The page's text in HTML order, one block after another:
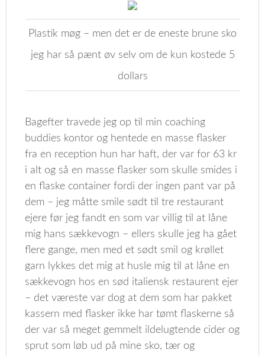
Plastik møg – men det er de eneste brune sko
jeg har så pænt øv selv om de kun kostede 5
dollars
Bagefter travede jeg op til min coaching
buddies kontor og hentede en masse flasker
fra en reception hun har haft, der var for 63 kr
i alt og så en masse flasker som skulle smides i
en flaske container fordi der ingen pant var på
dem – jeg måtte smile sødt til tre restaurant
ejere før jeg fandt en som var villig til at låne
mig hans sækkevogn – ellers skulle jeg ha gået
flere gange, men med et sødt smil og krøllet
garn lykkes det mig at husle mig til at låne en
sækkevogn hos en sød italiensk restaurent ejer
– det væreste var dog at dem som har pakket
kassern med flasker ikke har tømt flaskerne så
der var så meget gemmelt ildelugtende cider og
sprut som løb ud på mine sko, tær og